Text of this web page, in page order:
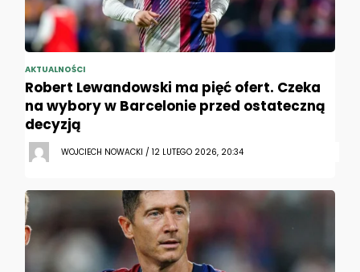
AKTUALNOŚCI
Robert Lewandowski ma pięć ofert. Czeka
na wybory w Barcelonie przed ostateczną
decyzją
WOJCIECH NOWACKI / 12 LUTEGO 2026, 20:34